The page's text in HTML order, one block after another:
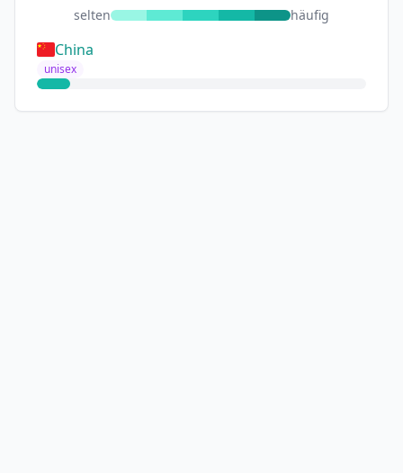
selten häufig
China
unisex